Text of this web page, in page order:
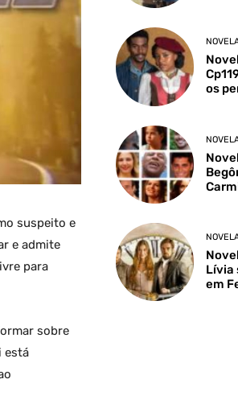
suspeito e
e admite
para
sobre
está
os
Lívia
em